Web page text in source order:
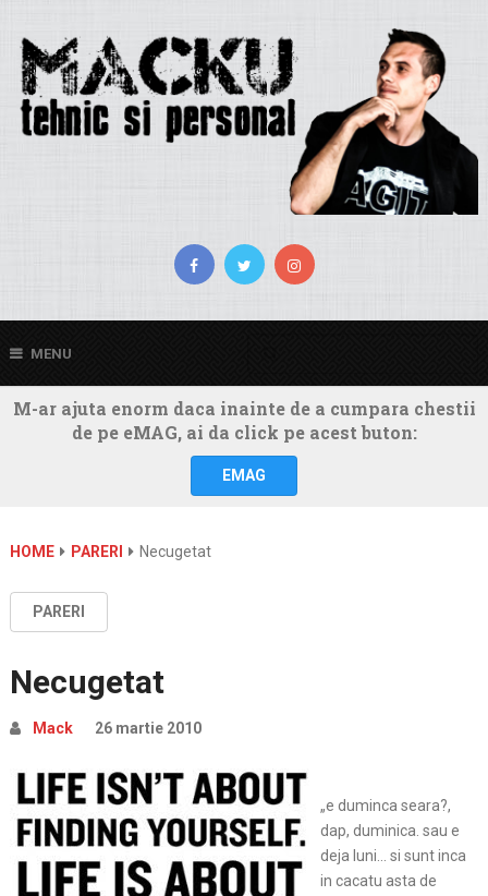
MENU
M-ar ajuta enorm daca inainte de a cumpara chestii
de pe eMAG, ai da click pe acest buton:
EMAG
HOME PARERI Necugetat
PARERI
Necugetat
Mack 26 martie 2010
„e duminca seara?,
dap, duminica. sau e
deja luni… si sunt inca
in cacatu asta de